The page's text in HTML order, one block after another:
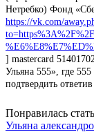
Нетребко) Фонд
https://vk.com/
] mastercard
Ульяна 555», где
подтвердить
Понравилась
Ульяна